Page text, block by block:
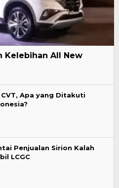
Kelebihan All New
Apa yang Ditakuti
Penjualan Sirion Kalah
LCGC